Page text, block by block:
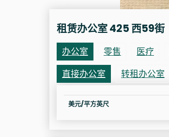
租赁办公室 425 西59街
办公室 零售 医疗
直接办公室
转租办公室
美元/平方英尺